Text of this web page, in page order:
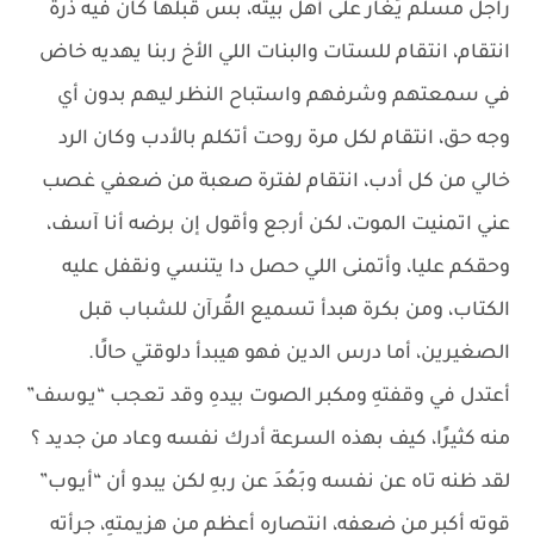
راجل مسلم يُغار على أهل بيته، بس قبلها كان فيه ذرة
انتقام، انتقام للستات والبنات اللي الأخ ربنا يهديه خاض
في سمعتهم وشرفهم واستباح النظر ليهم بدون أي
وجه حق، انتقام لكل مرة روحت أتكلم بالأدب وكان الرد
خالي من كل أدب، انتقام لفترة صعبة من ضعفي غصب
عني اتمنيت الموت، لكن أرجع وأقول إن برضه أنا آسف،
وحقكم عليا، وأتمنى اللي حصل دا يتنسي ونقفل عليه
الكتاب، ومن بكرة هبدأ تسميع القُرآن للشباب قبل
الصغيرين، أما درس الدين فهو هيبدأ دلوقتي حالًا.
أعتدل في وقفتهِ ومكبر الصوت بيدهِ وقد تعجب “يـوسف”
منه كثيرًا، كيف بهذه السرعة أدرك نفسه وعاد من جديد ؟
لقد ظنه تاه عن نفسه وبَعُدَ عن ربهِ لكن يبدو أن “أيـوب”
قوته أكبر من ضعفه، انتصاره أعظم من هزيمتهِ، جرأته